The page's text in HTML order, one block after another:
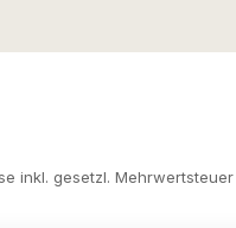
inkl. gesetzl. Mehrwertsteuer